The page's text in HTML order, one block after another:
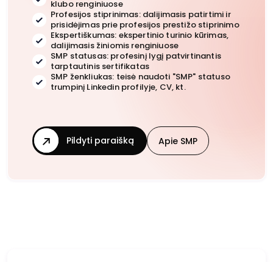
klubo renginiuose
Profesijos stiprinimas: dalijimasis patirtimi ir
prisidėjimas prie profesijos prestižo stiprinimo
Ekspertiškumas: ekspertinio turinio kūrimas,
dalijimasis žiniomis renginiuose
SMP statusas: profesinį lygį patvirtinantis
tarptautinis sertifikatas
SMP ženkliukas: teisė naudoti "SMP" statuso
trumpinį Linkedin profilyje, CV, kt.
Pildyti paraišką Apie SMP